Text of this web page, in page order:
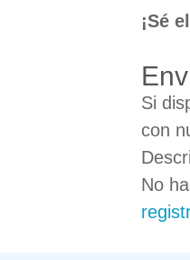
¡Sé
Si
con
No